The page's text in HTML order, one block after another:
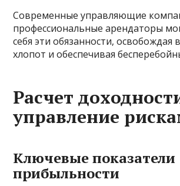
Современные управляющие
профессиональные арендаторы
себя эти обязанности, освобождая
хлопот и обеспечивая
Расчет
управление
Ключевые показатели
прибыльности